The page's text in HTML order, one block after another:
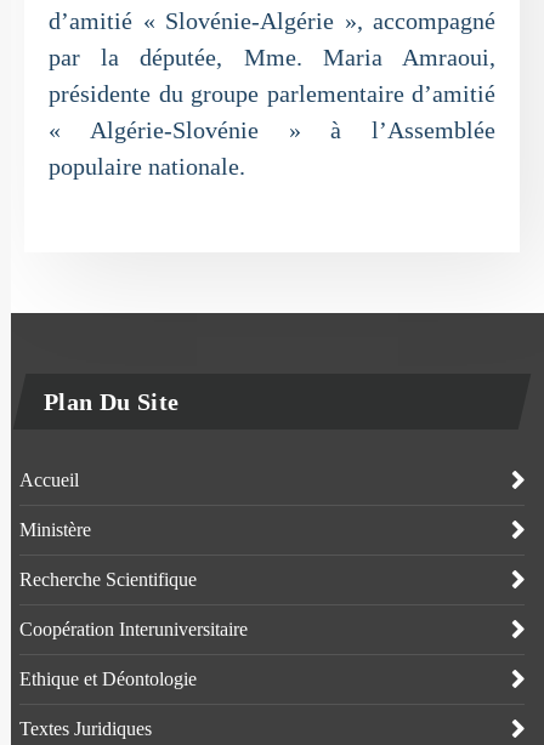
d’amitié « Slovénie-Algérie », accompagné
par la députée, Mme. Maria Amraoui,
présidente du groupe parlementaire d’amitié
« Algérie-Slovénie » à l’Assemblée
populaire nationale.
Plan Du Site
Accueil
Ministère
Recherche Scientifique
Coopération Interuniversitaire
Ethique et Déontologie
Textes Juridiques